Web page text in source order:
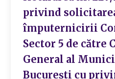
privind
împuternicirii
Sector 5 de către
General al
București cu